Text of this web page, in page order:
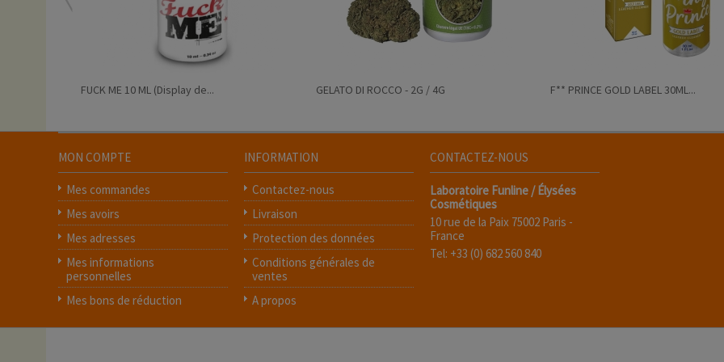
FUCK ME 10 ML (Display de... GELATO DI ROCCO - 2G / 4G F** PRINCE GOLD LABEL 30ML...
MON COMPTE
Mes commandes
Mes avoirs
Mes adresses
Mes informations
personnelles
Mes bons de réduction
INFORMATION
Contactez-nous
Livraison
Protection des données
Conditions générales de
ventes
A propos
CONTACTEZ-NOUS
Laboratoire Funline / Élysées
Cosmétiques
10 rue de la Paix 75002 Paris -
France
Tel: +33 (0) 682 560 840